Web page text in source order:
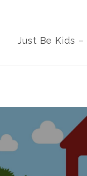
contentJust Be Kids